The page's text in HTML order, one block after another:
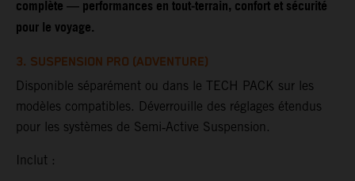
complète — performances en tout‑terrain, confort et sécurité
pour le voyage.
3. SUSPENSION PRO (ADVENTURE)
Disponible séparément ou dans le TECH PACK sur les
modèles compatibles. Déverrouille des réglages étendus
pour les systèmes de Semi‑Active Suspension.
Inclut :